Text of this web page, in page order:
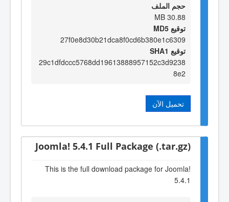
حجم الملف
30.88 MB
توقيع MD5
27f0e8d30b21dca8f0cd6b380e1c6309
توقيع SHA1
29c1dfdccc5768dd19613888957152c3d9238
8e2
تحميل الآن
Joomla! 5.4.1 Full Package (.tar.gz)
This is the full download package for Joomla!
5.4.1